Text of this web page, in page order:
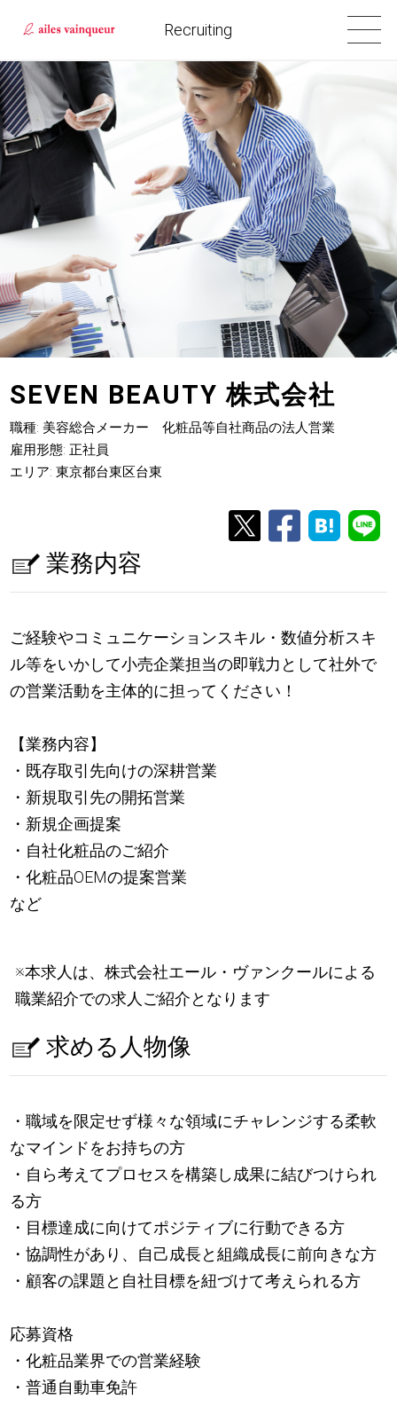
Recruiting
SEVEN BEAUTY 株式会社
職種: 美容総合メーカー 化粧品等自社商品の法人営業
雇用形態: 正社員
エリア: 東京都台東区台東
業務内容
ご経験やコミュニケーションスキル・数値分析スキ
ル等をいかして小売企業担当の即戦力として社外で
の営業活動を主体的に担ってください！
【業務内容】
・既存取引先向けの深耕営業
・新規取引先の開拓営業
・新規企画提案
・自社化粧品のご紹介
・化粧品OEMの提案営業
など
※本求人は、株式会社エール・ヴァンクールによる
職業紹介での求人ご紹介となります
求める人物像
・職域を限定せず様々な領域にチャレンジする柔軟
なマインドをお持ちの方
・自ら考えてプロセスを構築し成果に結びつけられ
る方
・目標達成に向けてポジティブに行動できる方
・協調性があり、自己成長と組織成長に前向きな方
・顧客の課題と自社目標を紐づけて考えられる方
応募資格
・化粧品業界での営業経験
・普通自動車免許